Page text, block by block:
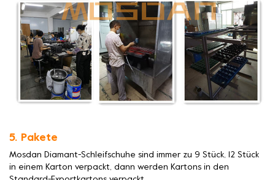
5. Pakete
Mosdan Diamant-Schleifschuhe sind immer zu 9 Stück, 12 Stück
in einem Karton verpackt, dann werden Kartons in den